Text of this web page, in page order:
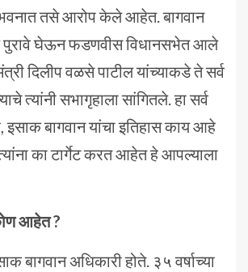
तसे आरोप केले आहेत. बागवान
पुरावे घेऊन फडणवीस विधानसभेत आले
दिलीप वळसे पाटील यांच्याकडे ते सर्व
त्यांनी सभागृहाला सांगितले. हा सर्व
बागवान यांचा इतिहास काय आहे
का टार्गेट करत आहेत हे आपल्याला
आहेत ?
बागवान अधिकारी होते. ३५ वर्षाच्या